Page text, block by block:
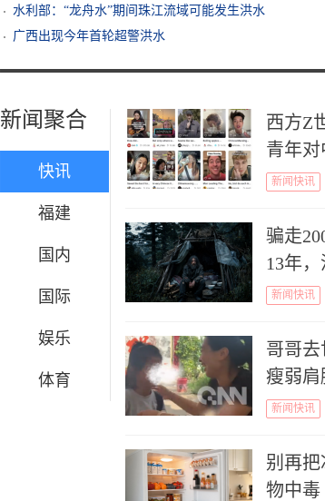
水利部：“龙舟水”期间珠江流域可能发生洪水
广西出现今年首轮超警洪水
新闻聚合
快讯
福建
国内
国际
娱乐
体育
西方Z
青年
新闻快讯
骗走
13年
新闻快讯
哥哥去
瘦弱肩
新闻快讯
别再
物中毒